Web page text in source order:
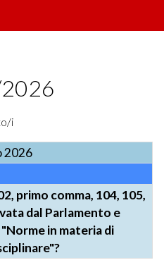
i
2026
primo comma, 104, 105,
dal Parlamento e
in materia di